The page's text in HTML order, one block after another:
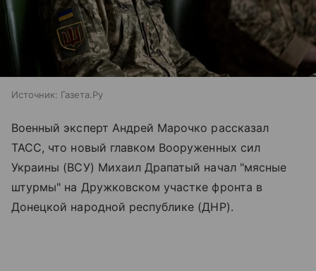
Источник: Газета.Ру
Военный эксперт Андрей Марочко рассказал
ТАСС, что новый главком Вооруженных сил
Украины (ВСУ) Михаил Драпатый начал "мясные
штурмы" на Дружковском участке фронта в
Донецкой народной республике (ДНР).